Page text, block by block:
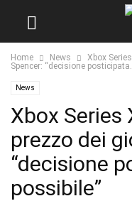
Home News
Xbox
Spencer: “decisione
News
Xbox Series
prezzo dei
“decisione
possibile”